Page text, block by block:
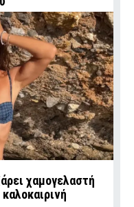
χαμογελαστή